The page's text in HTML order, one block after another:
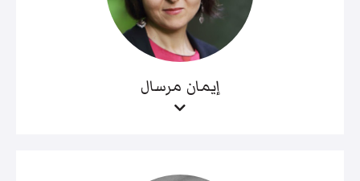
إيمان مرسال